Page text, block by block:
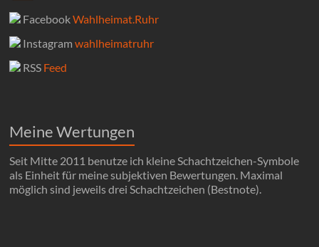
FacebookWahlheimat.Ruhr
Instagramwahlheimatruhr
RSS Feed
Meine Wertungen
Seit Mitte 2011 benutze ich kleine Schachtzeichen-Symbole
als Einheit für meine subjektiven Bewertungen. Maximal
möglich sind jeweils drei Schachtzeichen (Bestnote).